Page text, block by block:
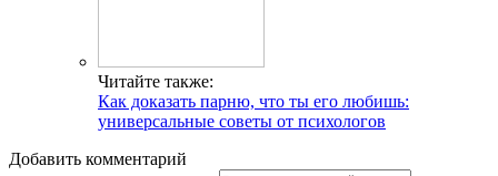
Читайте также:
Как доказать парню, что ты его любишь:
универсальные советы от психологов
Добавить комментарий